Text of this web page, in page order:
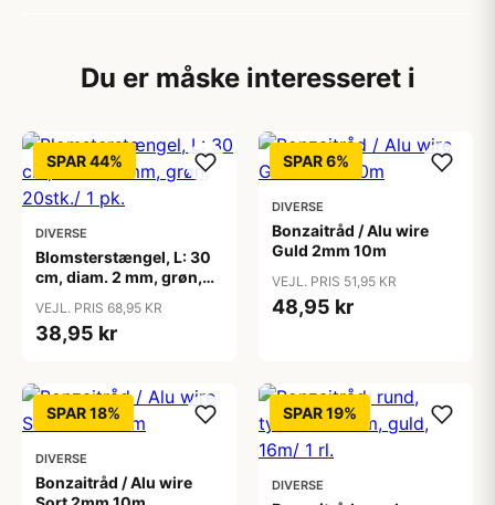
Du er måske interesseret i
SPAR 44%
DIVERSE
Blomsterstængel, L: 30
cm, diam. 2 mm, grøn,
VEJL. PRIS 68,95 KR
38,95 kr
SPAR 6%
DIVERSE
Bonzaitråd / Alu wire
Guld 2mm 10m
VEJL. PRIS 51,95 KR
48,95 kr
SPAR 18%
DIVERSE
Bonzaitråd / Alu wire
SPAR 19%
DIVERSE